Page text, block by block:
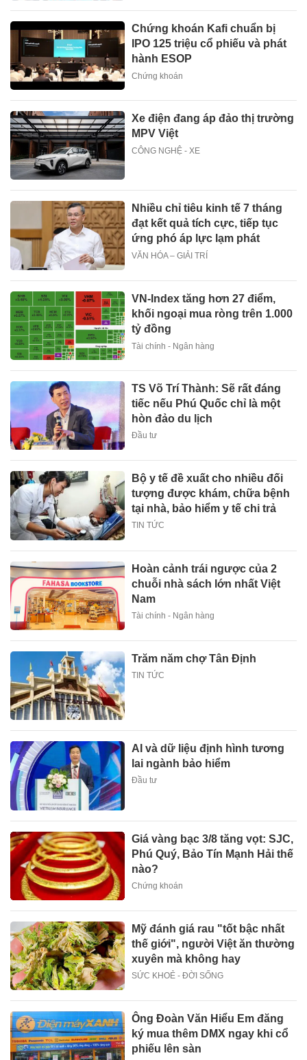
Chứng khoán Kafi chuẩn bị
IPO 125 triệu cổ phiếu và phát
hành ESOP
Chứng khoán
Xe điện đang áp đảo thị trường
MPV Việt
CÔNG NGHỆ - XE
Nhiều chỉ tiêu kinh tế 7 tháng
đạt kết quả tích cực, tiếp tục
ứng phó áp lực lạm phát
VĂN HÓA – GIẢI TRÍ
VN-Index tăng hơn 27 điểm,
khối ngoại mua ròng trên 1.000
tỷ đồng
Tài chính - Ngân hàng
TS Võ Trí Thành: Sẽ rất đáng
tiếc nếu Phú Quốc chỉ là một
hòn đảo du lịch
Đầu tư
Bộ y tế đề xuất cho nhiều đối
tượng được khám, chữa bệnh
tại nhà, bảo hiểm y tế chi trả
TIN TỨC
Hoàn cảnh trái ngược của 2
chuỗi nhà sách lớn nhất Việt
Nam
Tài chính - Ngân hàng
Trăm năm chợ Tân Định
TIN TỨC
AI và dữ liệu định hình tương
lai ngành bảo hiểm
Đầu tư
Giá vàng bạc 3/8 tăng vọt: SJC,
Phú Quý, Bảo Tín Mạnh Hải thế
nào?
Chứng khoán
Mỹ đánh giá rau "tốt bậc nhất
thế giới", người Việt ăn thường
xuyên mà không hay
SỨC KHOẺ - ĐỜI SỐNG
Ông Đoàn Văn Hiểu Em đăng
ký mua thêm DMX ngay khi cổ
phiếu lên sàn